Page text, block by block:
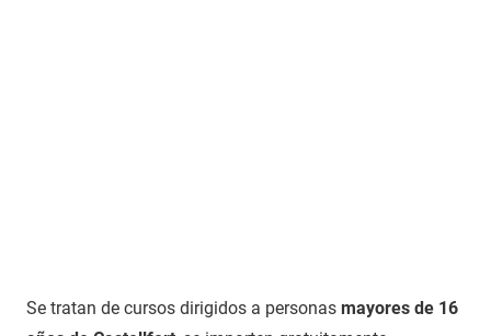
Se tratan de cursos dirigidos a personas mayores de 16